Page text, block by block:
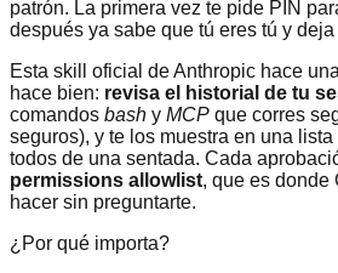
patrón. La primera vez te pide PIN
después ya sabe que tú eres tú y
Esta skill oficial de Anthropic hace
hace bien: revisa el historial de tu
comandos bash y MCP que corres
seguros), y te los muestra en una
todos de una sentada. Cada
permissions allowlist, que es donde
hacer sin preguntarte.
¿Por qué importa?